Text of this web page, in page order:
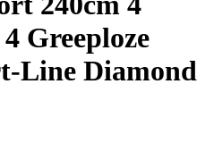
Greeploze
Line Diamond